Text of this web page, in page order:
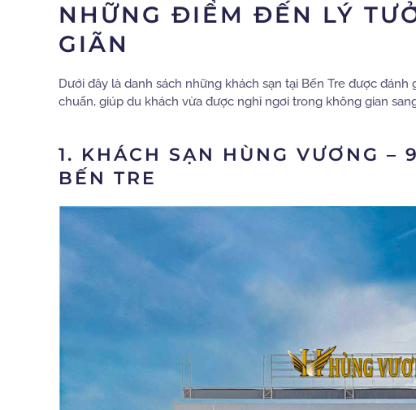
NHỮNG ĐIỂM ĐẾN LÝ
GIÃN
Dưới đây là danh sách những khách sạn tại Bến Tre được
chuẩn, giúp du khách vừa được nghỉ ngơi trong không gian
1. KHÁCH SẠN HÙNG VƯƠNG –
BẾN TRE